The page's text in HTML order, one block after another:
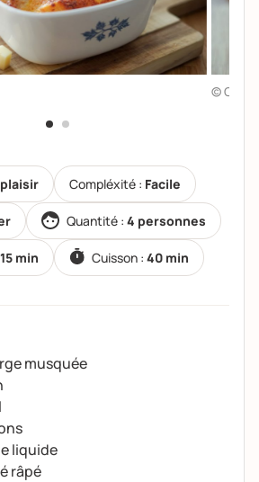
©
Compléxité : Facile
Quantité : 4 personnes
15 min Cuisson : 40 min
musquée
liquide
râpé